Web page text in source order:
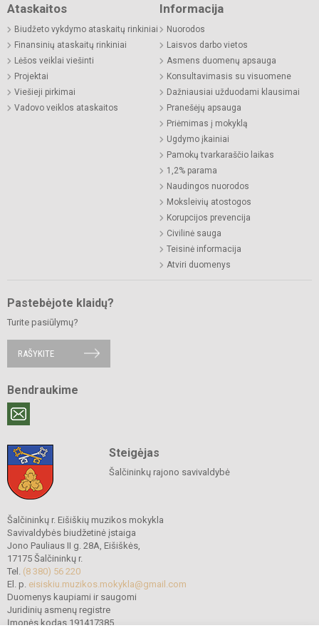
Ataskaitos
Biudžeto vykdymo ataskaitų rinkiniai
Finansinių ataskaitų rinkiniai
Lėšos veiklai viešinti
Projektai
Viešieji pirkimai
Vadovo veiklos ataskaitos
Informacija
Nuorodos
Laisvos darbo vietos
Asmens duomenų apsauga
Konsultavimasis su visuomene
Dažniausiai užduodami klausimai
Pranešėjų apsauga
Priėmimas į mokyklą
Ugdymo įkainiai
Pamokų tvarkaraščio laikas
1,2% parama
Naudingos nuorodos
Moksleivių atostogos
Korupcijos prevencija
Civilinė sauga
Teisinė informacija
Atviri duomenys
Pastebėjote klaidų?
Turite pasiūlymų?
RAŠYKITE
Bendraukime
Steigėjas
Šalčininkų rajono savivaldybė
Šalčininkų r. Eišiškių muzikos mokykla
Savivaldybės biudžetinė įstaiga
Jono Pauliaus II g. 28A, Eišiškės,
17175 Šalčininkų r.
Tel. (8 380) 56 220
El. p. eisiskiu.muzikos.mokykla@gmail.com
Duomenys kaupiami ir saugomi
Juridinių asmenų registre
Įmonės kodas 191417385